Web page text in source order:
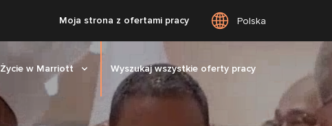
Moja strona z ofertami pracy Polska
Życie w Marriott Wyszukaj wszystkie oferty pracy